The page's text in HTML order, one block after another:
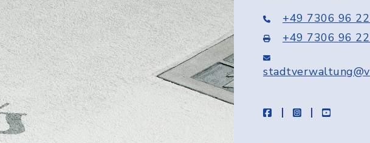
+49 7306 96
+49 7306 96
facebookinstagramyoutube